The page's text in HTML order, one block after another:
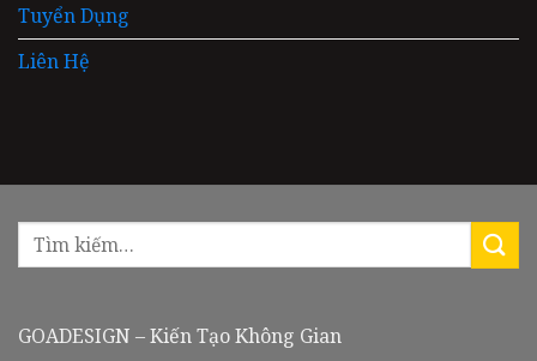
Tuyển Dụng
Liên Hệ
GOADESIGN – Kiến Tạo Không Gian